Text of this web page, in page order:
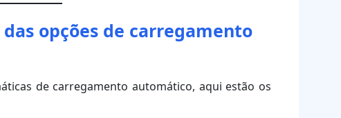
opções de carregamento
de carregamento automático, aqui estão os